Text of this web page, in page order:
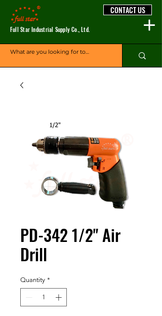
Full Star Industrial Supply Co., Ltd.
CONTACT US
PD-342 1/2" Air
Drill
Quantity *